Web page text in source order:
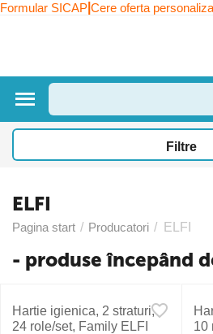
Formular SICAP Cere oferta
Filtre
ELFI
Pagina start / Producatori / ELFI
- produse începând
Hartie igienica, 2 straturi,
24 role/set, Family ELFI
10